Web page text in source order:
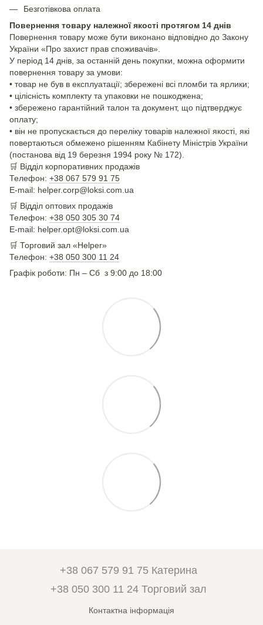
Безготівкова оплата
Повернення товару належної якості протягом 14 днів
Повернення товару може бути виконано відповідно до Закону
України «Про захист прав споживачів».
У період 14 днів, за останній день покупки, можна оформити
повернення товару за умови:
• товар не був в експлуатації; збережені всі пломби та ярлики;
• цілісність комплекту та упаковки не пошкоджена;
• збережено гарантійний талон та документ, що підтверджує
оплату;
• він не пропускається до переліку товарів належної якості, які
повертаються обмежено рішенням Кабінету Міністрів України
(постанова від 19 березня 1994 року № 172).
🛒 Відділ корпоративних продажів
Телефон: +38 067 579 91 75
E-mail: helper.corp@loksi.com.ua
🛒 Відділ оптових продажів
Телефон: +38 050 305 30 74
E-mail: helper.opt@loksi.com.ua
🛒 Торговий зал «Helper»
Телефон: +38 050 300 11 24
Графік роботи: Пн – Сб з 9:00 до 18:00
+38 067 579 91 75 Катерина
+38 050 300 11 24 Торговий зал
Контактна інформація